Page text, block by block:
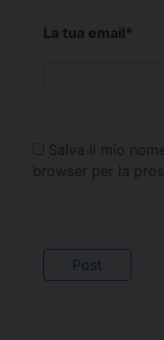
La tua email*
Salva il mio
browser per la